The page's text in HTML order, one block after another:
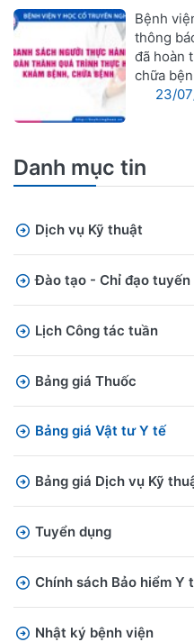
BỆNH, CHỮA BỆNH
Bệnh
thông
đã hoàn
chữa
23/
Danh mục tin
Dịch vụ Kỹ thuật
Đào tạo - Chỉ đạo tuyến
Lịch Công tác tuần
Bảng giá Thuốc
Bảng giá Vật tư Y tế
Bảng giá Dịch vụ Kỹ
Tuyển dụng
Chính sách Bảo hiểm Y
Nhật ký bệnh viện